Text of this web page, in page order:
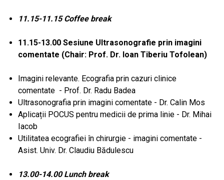
11.15-11.15 Coffee break
11.15-13.00 Sesiune Ultrasonografie prin imagini
comentate (Chair: Prof. Dr. Ioan Tiberiu Tofolean)
Imagini relevante. Ecografia prin cazuri clinice
comentate - Prof. Dr. Radu Badea
Ultrasonografia prin imagini comentate - Dr. Calin Mos
Aplicații POCUS pentru medicii de prima linie - Dr. Mihai
Iacob
Utilitatea ecografiei în chirurgie - imagini comentate -
Asist. Univ. Dr. Claudiu Bădulescu
13.00-14.00 Lunch break